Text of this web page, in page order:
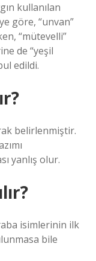
kullanılan
göre, “unvan”
“mütevelli”
de “yeşil
edildi.
belirlenmiştir.
yanlış olur.
isimlerinin ilk
bile